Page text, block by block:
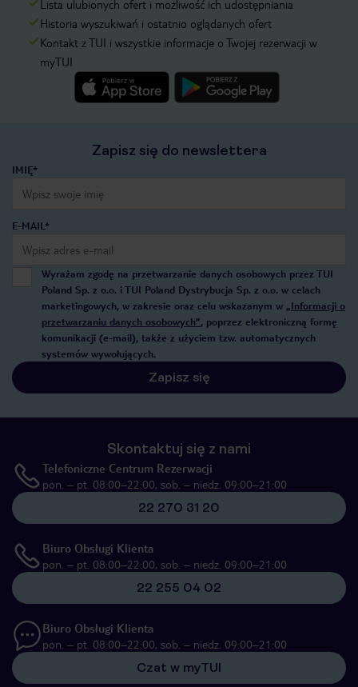
Lista ulubionych ofert i możliwość ich udostępniania
Historia wyszukiwań i ostatnio oglądanych ofert
Kontakt z TUI i wszystkie informacje o Twojej rezerwacji w
myTUI
Zapisz się do newslettera
IMIĘ*
E-MAIL*
Wyrażam zgodę na przetwarzanie danych osobowych przez TUI
Poland Sp. z o.o. i TUI Poland Dystrybucja Sp. z o.o. w celach
marketingowych, w zakresie oraz celu wskazanym w „Informacji o
przetwarzaniu danych osobowych”, poprzez elektroniczną formę
komunikacji (e-mail), także z użyciem tzw. automatycznych
systemów wywołujących.
Zapisz się
Skontaktuj się z nami
Telefoniczne Centrum Rezerwacji
pon. – pt. 08:00–22:00, sob. – niedz. 09:00–21:00
22 270 31 20
Biuro Obsługi Klienta
pon. – pt. 08:00–22:00, sob. – niedz. 09:00–21:00
22 255 04 02
Biuro Obsługi Klienta
pon. – pt. 08:00–22:00, sob. – niedz. 09:00–21:00
Czat w myTUI